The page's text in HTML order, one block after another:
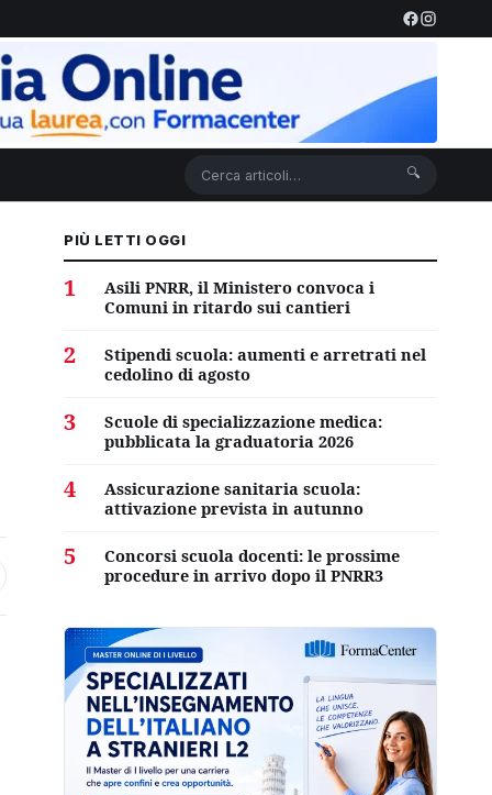
🔍
PIÙ LETTI OGGI
1
Asili PNRR, il Ministero convoca i
Comuni in ritardo sui cantieri
2
Stipendi scuola: aumenti e arretrati nel
cedolino di agosto
3
Scuole di specializzazione medica:
pubblicata la graduatoria 2026
4
Assicurazione sanitaria scuola:
attivazione prevista in autunno
5
Concorsi scuola docenti: le prossime
procedure in arrivo dopo il PNRR3